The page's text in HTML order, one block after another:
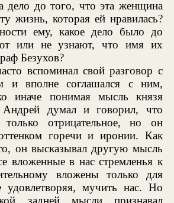
дело до того, что эта женщина
жизнь, которая ей нравилась?
ему, какое дело было до
или не узнают, что имя их
Безухов?
вспоминал свой разговор с
и вполне соглашался с ним,
иначе понимая мысль князя
думал и говорил, что
только отрицательное, но он
горечи и иронии. Как
он высказывал другую мысль
вложенные в нас стремленья к
вложены только для
мучить нас. Но
задней мысли признавал